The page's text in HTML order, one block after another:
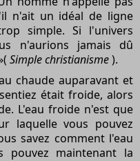
n'ait un idéal de ligne
simple. Si l'univers
n'aurions jamais dû
Simple christianisme).
chaude auparavant et
était froide, alors
L'eau froide n'est que
laquelle vous pouvez
savez comment l'eau
pouvez maintenant la